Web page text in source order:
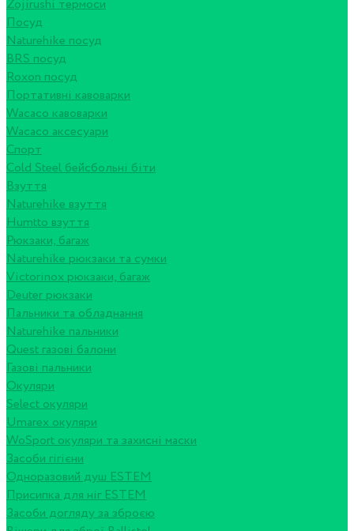
Zojirushi термоси
Посуд
Naturehike посуд
BRS посуд
Roxon посуд
Портативні кавоварки
Wacaco кавоварки
Wacaco аксесуари
Спорт
Cold Steel бейсбольні біти
Взуття
Naturehike взуття
Humtto взуття
Рюкзаки, багаж
Naturehike рюкзаки та сумки
Victorinox рюкзаки, багаж
Deuter рюкзаки
Пальники та обладнання
Naturehike пальники
Quest газові балони
Газові пальники
Окуляри
Select окуляри
Umarex окуляри
WoSport окуляри та захисні маски
Засоби гігієни
Одноразовий душ ESTEM
Присипка для ніг ESTEM
Засоби догляду за зброєю